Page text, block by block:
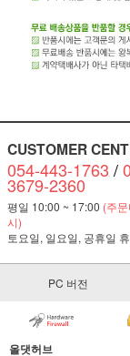
CUSTOMER
054-443-1763 /
3679-2360
평일 10:00 ~ 17:00 (주
시)
토요일, 일요일, 공휴일
PC 버전
올댓허브